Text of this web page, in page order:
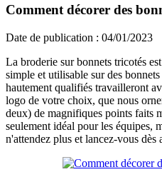
Comment décorer des
Date de publication : 04/01/2023
La broderie sur bonnets tricotés
simple et utilisable sur des
hautement qualifiés travailleront
logo de votre choix, que nous
deux) de magnifiques points faits
seulement idéal pour les équipes,
n'attendez plus et lancez-vous dès